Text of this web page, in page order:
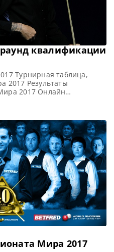
квалификации
Турнирная таблица,
2017 Результаты
2017 Онлайн
Мира 2017 На
необходимых для
почти все фавориты. Так,
[…]
Мира 2017